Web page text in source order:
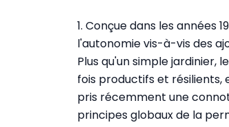
1. Conçue dans les années
l'autonomie vis-à-vis des
Plus qu'un simple jardinier,
fois productifs et résilients,
pris récemment une
principes globaux de la